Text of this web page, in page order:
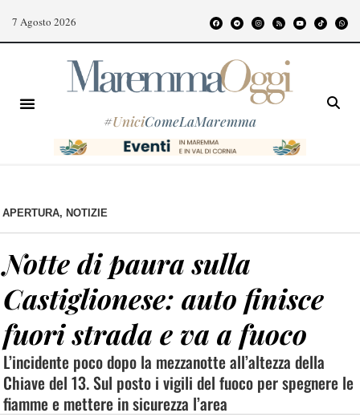
7 Agosto 2026
#UniciComeLaMaremma
APERTURA, NOTIZIE
Notte di paura sulla
Castiglionese: auto finisce
fuori strada e va a fuoco
L’incidente poco dopo la mezzanotte all’altezza della
Chiave del 13. Sul posto i vigili del fuoco per spegnere le
fiamme e mettere in sicurezza l’area